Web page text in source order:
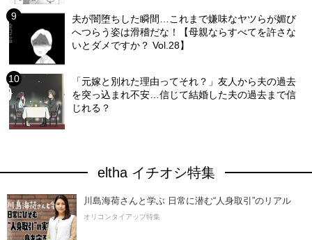
夫が闇堕ちした瞬間…これまで嫌味なヤツらが媚び
へつらう姿は滑稽だな！【母親ならすべてを許さな
いとダメですか？ Vol.28】
「元嫁と別れた理由ってそれ？」友人から夫の過去
を突っ込まれ不安…信じて結婚した夫の過去まで信
じれる？
eltha イチオシ特集
川島海荷さんと学ぶ 日常に潜む“人身取引”のリアル
オリコンタイアップ特集